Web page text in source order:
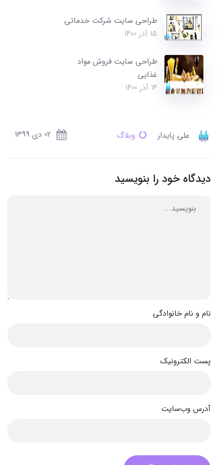
طراحی سایت شرکت خدماتی
15 آذر 1400
طراحی سایت فروش مواد
غذایی
14 آذر 1400
علی پایدار وبلاگ 02 دی 1399
دیدگاه خود را بنویسید
نام و نام خانوادگی
پست الکترونیک
آدرس وب‌سایت